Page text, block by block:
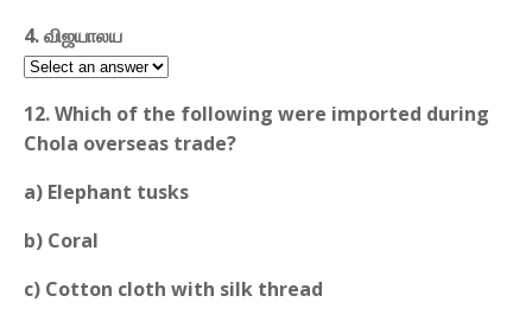
4. விஜயாலய
12. Which of the following were imported during
Chola overseas trade?
a) Elephant tusks
b) Coral
c) Cotton cloth with silk thread